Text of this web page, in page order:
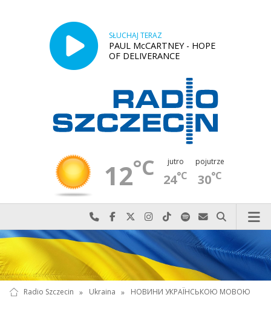
SŁUCHAJ TERAZ
PAUL McCARTNEY - HOPE
OF DELIVERANCE
12°C jutro
24°C
pojutrze
30°C
Najlepiej po prostu do nas zadzwoń
Odwiedź nas na Facebook-u
Odwiedź nas na X
Odwiedź nas na Instagram-ie
Odwiedź nas na TikTok-u
Szukaj nas na Spotify
Wyślij do nas
Szukaj
Radio Szczecin » Ukraina » НОВИНИ УКРАЇНСЬКОЮ МОВОЮ